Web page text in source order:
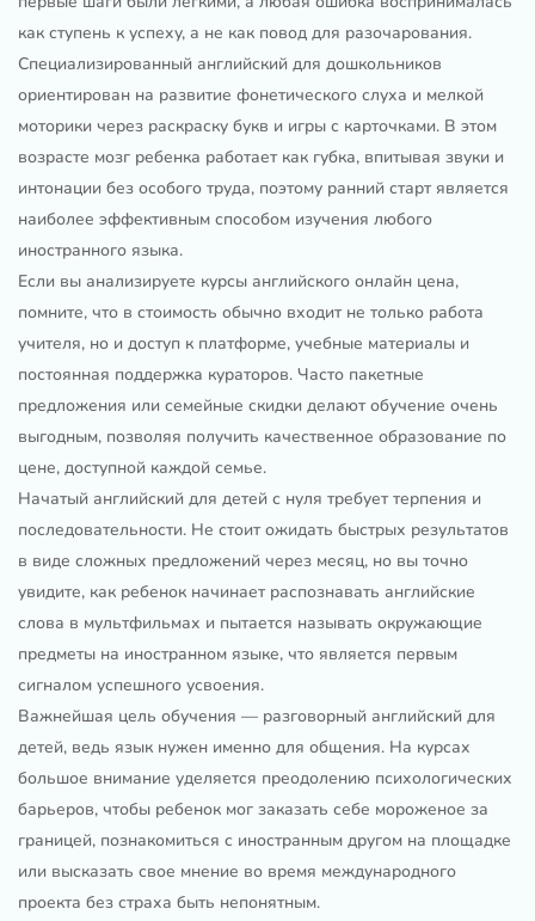
как ступень к успеху, а не как повод для разочарования.
Специализированный английский для дошкольников
ориентирован на развитие фонетического слуха и мелкой
моторики через раскраску букв и игры с карточками. В этом
возрасте мозг ребенка работает как губка, впитывая звуки и
интонации без особого труда, поэтому ранний старт является
наиболее эффективным способом изучения любого
иностранного языка.
Если вы анализируете курсы английского онлайн цена,
помните, что в стоимость обычно входит не только работа
учителя, но и доступ к платформе, учебные материалы и
постоянная поддержка кураторов. Часто пакетные
предложения или семейные скидки делают обучение очень
выгодным, позволяя получить качественное образование по
цене, доступной каждой семье.
Начатый английский для детей с нуля требует терпения и
последовательности. Не стоит ожидать быстрых результатов
в виде сложных предложений через месяц, но вы точно
увидите, как ребенок начинает распознавать английские
слова в мультфильмах и пытается называть окружающие
предметы на иностранном языке, что является первым
сигналом успешного усвоения.
Важнейшая цель обучения — разговорный английский для
детей, ведь язык нужен именно для общения. На курсах
большое внимание уделяется преодолению психологических
барьеров, чтобы ребенок мог заказать себе мороженое за
границей, познакомиться с иностранным другом на площадке
или высказать свое мнение во время международного
проекта без страха быть непонятным.